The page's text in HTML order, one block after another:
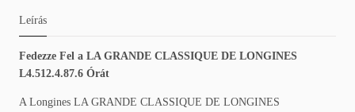
Leírás
Fedezze Fel a LA GRANDE CLASSIQUE DE LONGINES
L4.512.4.87.6 Órát
A Longines LA GRANDE CLASSIQUE DE LONGINES